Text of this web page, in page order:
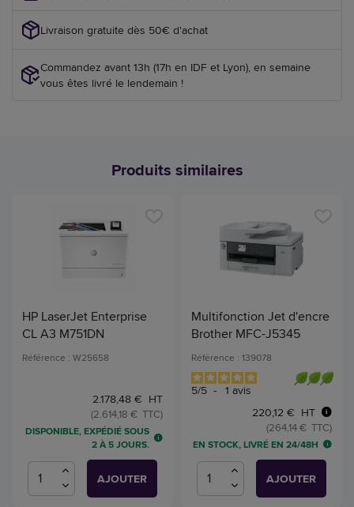
Livraison gratuite dès 50€ d'achat
Commandez avant 13h (17h en IDF et Lyon), en semaine
vous êtes livré le lendemain !
Produits similaires
HP LaserJet Enterprise
CL A3 M751DN
Référence : W25658
2.178,48 € HT
(2.614,18 € TTC)
DISPONIBLE, EXPÉDIÉ SOUS
2 À 5 JOURS.
AJOUTER
Multifonction Jet d'encre
Brother MFC-J5345
Référence : 139078
5/5 - 1 avis
220,12 € HT
(264,14 € TTC)
EN STOCK, LIVRÉ EN 24/48H
AJOUTER